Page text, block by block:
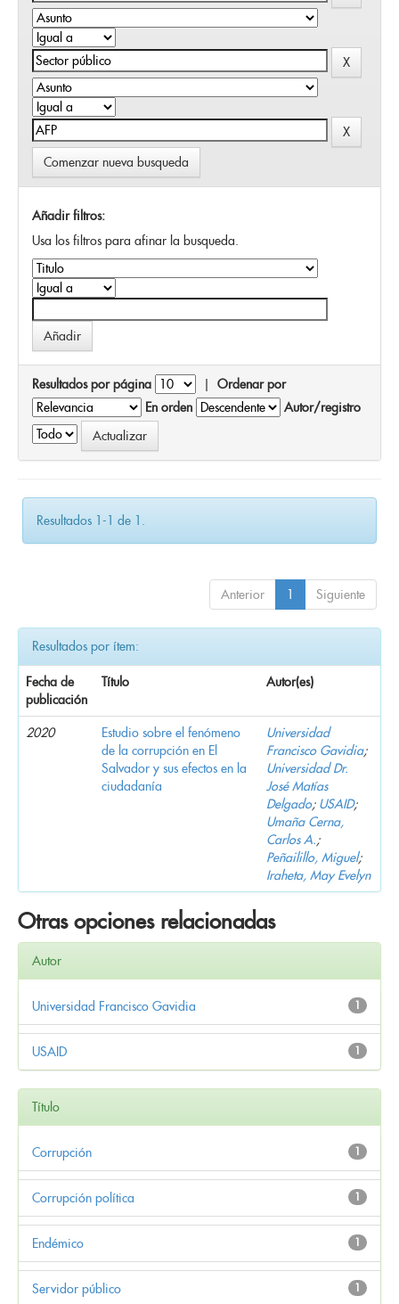
Comenzar nueva busqueda
Añadir filtros:
Usa los filtros para afinar la busqueda.
Resultados por página | Ordenar por
En orden
Autor/registro
Resultados 1-1 de 1.
Anterior 1 Siguiente
Resultados por ítem:
Fecha de
publicación
Título Autor(es)
2020
Estudio sobre el fenómeno
de la corrupción en El
Salvador y sus efectos en la
ciudadanía
Universidad
Francisco Gavidia;
Universidad Dr.
José Matías
Delgado; USAID;
Umaña Cerna,
Carlos A.;
Peñailillo, Miguel;
Iraheta, May Evelyn
Otras opciones relacionadas
Autor
1
Universidad Francisco Gavidia
1
USAID
Título
1
Corrupción
1
Corrupción política
1
Endémico
1
Servidor público